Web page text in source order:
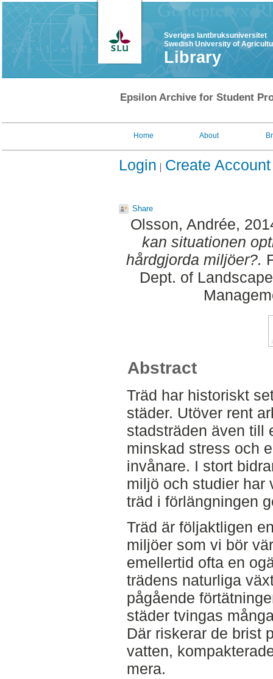
Sveriges lantbruksuniversitet
Swedish University of
Library
Epsilon Archive for Student
Home About
Login Create Account
Share
Olsson, Andrée,
kan situationen
hårdgjorda miljöer?.
Dept. of
Abstract
Träd har historiskt
städer. Utöver rent
stadsträden även till
minskad stress och
invånare. I stort
miljö och studier har
träd i förlängningen
Träd är följaktligen
miljöer som vi bör
emellertid ofta en
trädens naturliga
pågående
städer tvingas
Där riskerar de brist
vatten,
mera.